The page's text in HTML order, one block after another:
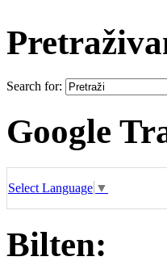
Search for:
Google
Select Language ▼
Bilten: